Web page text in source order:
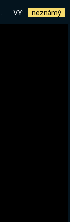
VY: neznámý